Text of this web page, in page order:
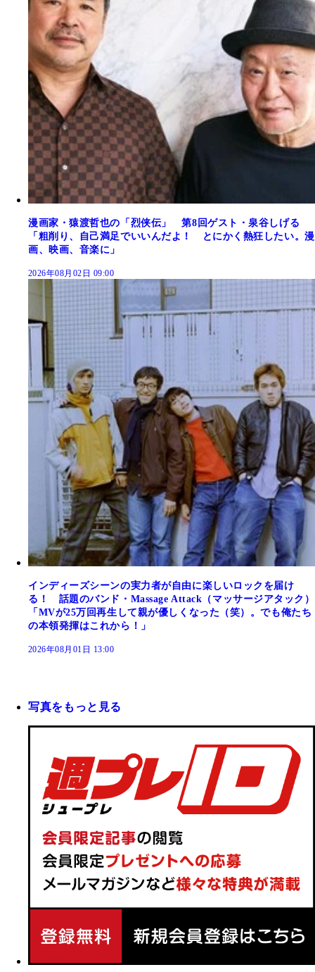
漫画家・猿渡哲也の「烈侠伝」 第8回ゲスト・泉谷しげる
「粗削り、自己満足でいいんだよ！ とにかく熱狂したい。漫
画、映画、音楽に」
2026年08月02日 09:00
インディーズシーンの実力者が自由に楽しいロックを届け
る！ 話題のバンド・Massage Attack（マッサージアタック）
「MVが25万回再生して親が優しくなった（笑）。でも俺たち
の本領発揮はこれから！」
2026年08月01日 13:00
写真をもっと見る